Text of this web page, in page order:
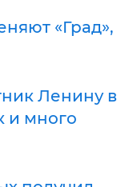
«Град»,
Ленину в
и много